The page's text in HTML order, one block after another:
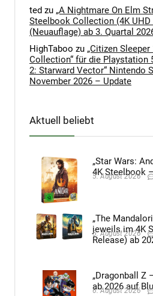
ted zu „A Nightmare On Elm
Steelbook Collection (4K UHD
(Neuauflage) ab 3. Quartal
HighTaboo zu „Citizen
Collection“ für die Playstation
2: Starward Vector“ Nintendo
November 2026 – Update
Aktuell beliebt
„Star Wars:
4K Steelbook
5. August 2026
„The
jeweils im 4K
Release) ab
5. August 2026
„Dragonball Z
ab 2026 auf
6. August 2026